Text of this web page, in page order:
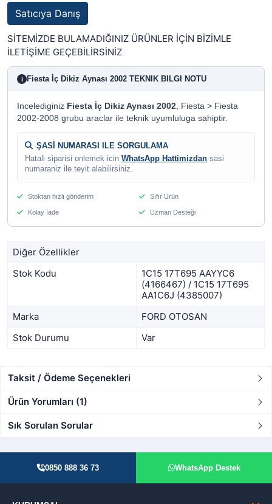
Satıcıya Danış
SİTEMİZDE BULAMADIĞINIZ ÜRÜNLER İÇİN BİZİMLE
İLETİŞİME GEÇEBİLİRSİNİZ
i Fiesta İç Dikiz Aynası 2002 TEKNIK BILGI NOTU
Incelediginiz Fiesta İç Dikiz Aynası 2002, Fiesta > Fiesta
2002-2008 grubu araclar ile teknik uyumluluga sahiptir.
ŞASİ NUMARASI ILE SORGULAMA
Hatali siparisi onlemek icin WhatsApp Hattimizdan sasi
numaraniz ile teyit alabilirsiniz.
Stoktan hızlı gönderim Sıfır Ürün
Kolay İade Uzman Desteği
Diğer Özellikler
Stok Kodu
1C15 17T695 AAYYC6
(4166467) / 1C15 17T695
AA1C6J (4385007)
Marka
FORD OTOSAN
Stok Durumu
Var
Taksit / Ödeme Seçenekleri
Ürün Yorumları (1)
Sık Sorulan Sorular
0850 888 36 73 WhatsApp Destek